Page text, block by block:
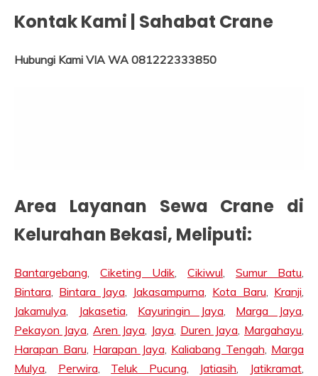
Kontak Kami | Sahabat Crane
Hubungi Kami VIA WA 081222333850
Area Layanan Sewa Crane di
Kelurahan Bekasi, Meliputi:
Bantargebang Ciketing Udik Cikiwul Sumur Batu
Bintara
Bintara Jaya Jakasampurna Kota Baru Kranji
Jakamulya
Jakasetia Kayuringin Jaya Marga Jaya
Pekayon Jaya Aren Jaya Jaya Duren Jaya Margahayu
Harapan Baru Harapan Jaya Kaliabang Tengah Marga
Mulya
Perwira Teluk Pucung Jatiasih Jatikramat